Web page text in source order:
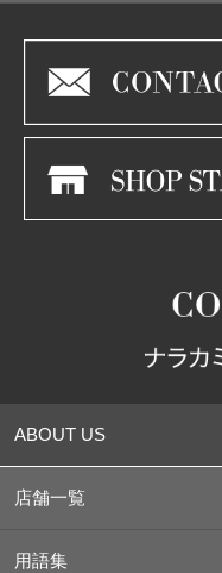
ABOUT US
店舗一覧
用語集